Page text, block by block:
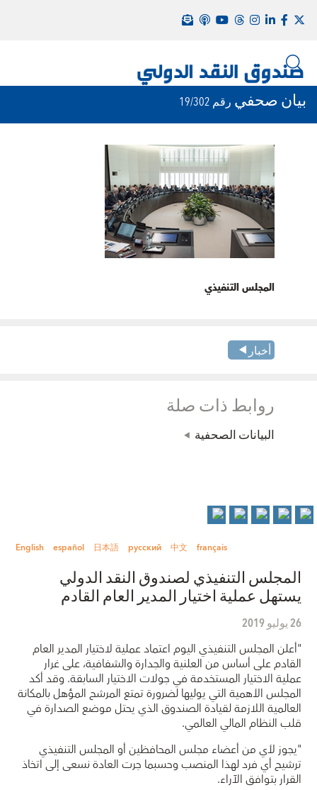
بيان صحفي رقم 19/302
المجلس التنفيذي
أخبار
روابط ذات صلة
البيانات الصحفية
English español 日本語 русский 中文 français
المجلس التنفيذي لصندوق النقد الدولي
يستهل عملية اختيار المدير العام القادم
26 يوليو 2019
"أعلن المجلس التنفيذي اليوم اعتماد عملية لاختيار المدير العام
القادم على أساس من العلنية والجدارة والشفافية، على غرار
عملية الاختيار المستخدمة في جولات الاختيار السابقة. وقد أكد
المجلس الأهمية التي يوليها لضرورة تمتع المرشح المؤهل بالمكانة
العالمية اللازمة لقيادة الصندوق الذي يحتل موضع الصدارة في
قلب النظام المالي العالمي.
"يجوز لأي من أعضاء مجلس المحافظين أو المجلس التنفيذي
ترشيح أي فرد لهذا المنصب وحسبما جرت العادة نسعى إلى اتخاذ
القرار بتوافق الآراء.